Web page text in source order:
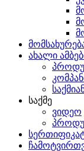
ახალი
საქმე
ვიდეო